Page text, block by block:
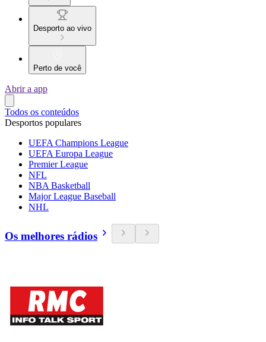
Desporto ao vivo
Perto de você
Abrir a app
Todos os conteúdos
Desportos populares
UEFA Champions League
UEFA Europa League
Premier League
NFL
NBA Basketball
Major League Baseball
NHL
Os melhores rádios